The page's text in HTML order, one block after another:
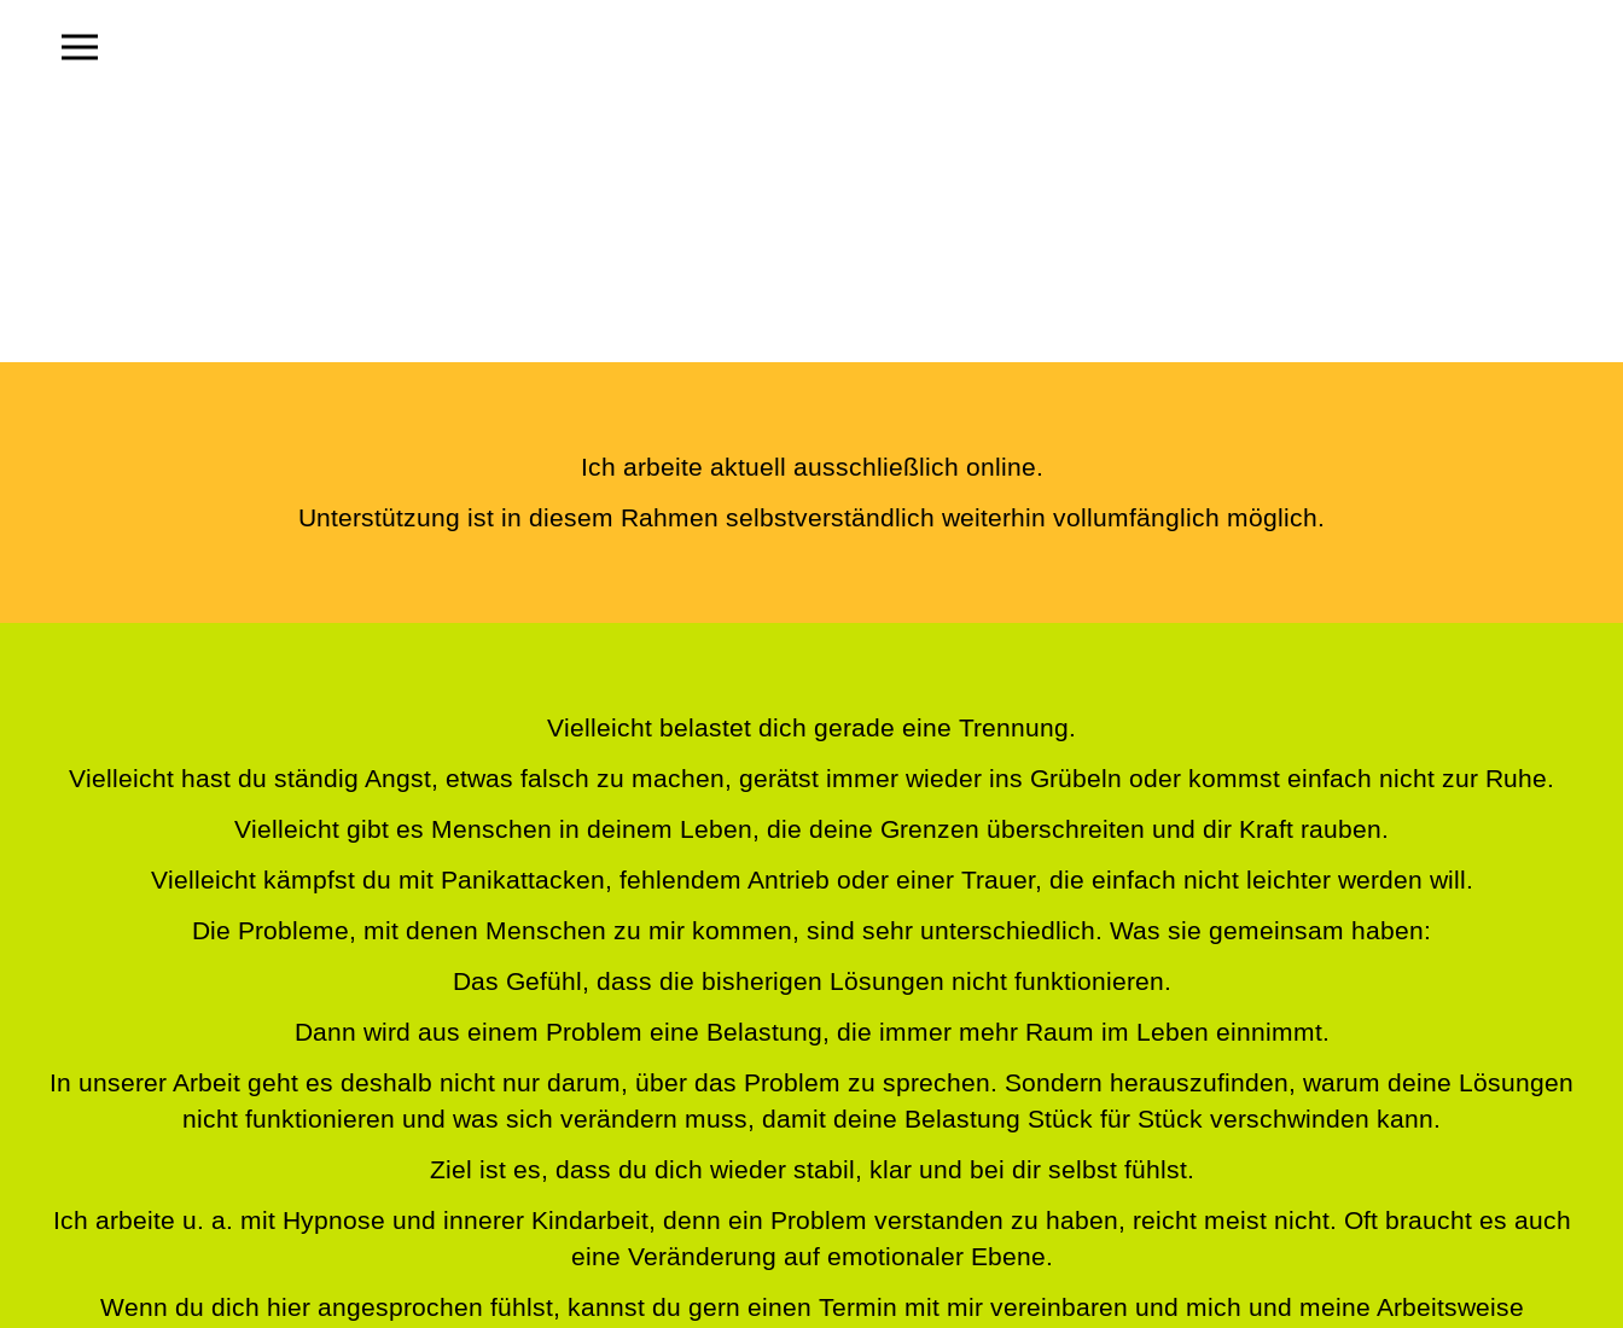
Ich arbeite aktuell ausschließlich online.
Unterstützung ist in diesem Rahmen selbstverständlich weiterhin vollumfänglich möglich.
Vielleicht belastet dich gerade eine Trennung.
Vielleicht hast du ständig Angst, etwas falsch zu machen, gerätst immer wieder ins Grübeln oder kommst einfach nicht zur Ruhe.
Vielleicht gibt es Menschen in deinem Leben, die deine Grenzen überschreiten und dir Kraft rauben.
Vielleicht kämpfst du mit Panikattacken, fehlendem Antrieb oder einer Trauer, die einfach nicht leichter werden will.
Die Probleme, mit denen Menschen zu mir kommen, sind sehr unterschiedlich. Was sie gemeinsam haben:
Das Gefühl, dass die bisherigen Lösungen nicht funktionieren.
Dann wird aus einem Problem eine Belastung, die immer mehr Raum im Leben einnimmt.
In unserer Arbeit geht es deshalb nicht nur darum, über das Problem zu sprechen. Sondern herauszufinden, warum deine Lösungen
nicht funktionieren und was sich verändern muss, damit deine Belastung Stück für Stück verschwinden kann.
Ziel ist es, dass du dich wieder stabil, klar und bei dir selbst fühlst.
Ich arbeite u. a. mit Hypnose und innerer Kindarbeit, denn ein Problem verstanden zu haben, reicht meist nicht. Oft braucht es auch
eine Veränderung auf emotionaler Ebene.
Wenn du dich hier angesprochen fühlst, kannst du gern einen Termin mit mir vereinbaren und mich und meine Arbeitsweise